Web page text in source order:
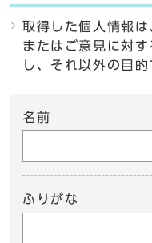
取得した個人情報
またはご意見に対
し、それ以外の目的
名前
ふりがな